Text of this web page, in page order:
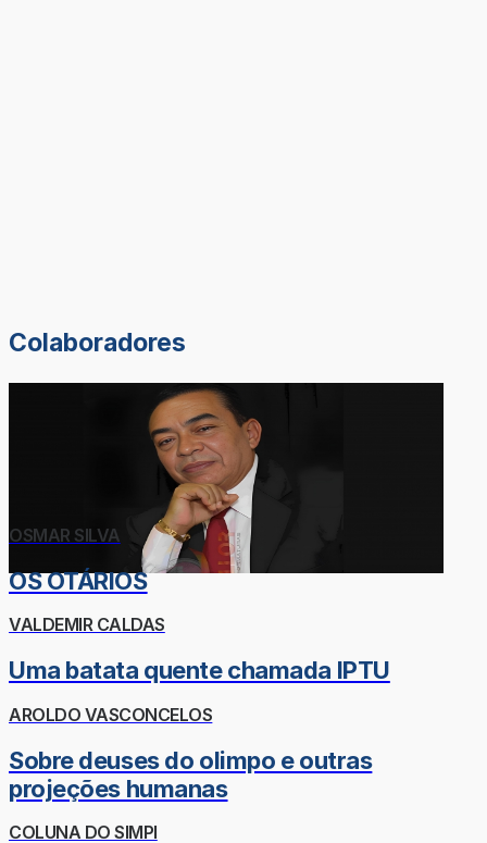
Colaboradores
OSMAR SILVA
OS OTÁRIOS
VALDEMIR CALDAS
Uma batata quente chamada IPTU
AROLDO VASCONCELOS
Sobre deuses do olimpo e outras
projeções humanas
COLUNA DO SIMPI